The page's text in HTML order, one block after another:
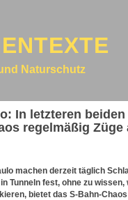
Naturschutz
In letzteren
regelmäßig Züge
machen derzeit täglich
Tunneln fest, ohne zu
bietet das S-Bahn-